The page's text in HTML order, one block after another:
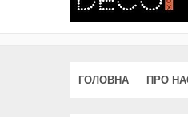
ГОЛОВНА ПРО